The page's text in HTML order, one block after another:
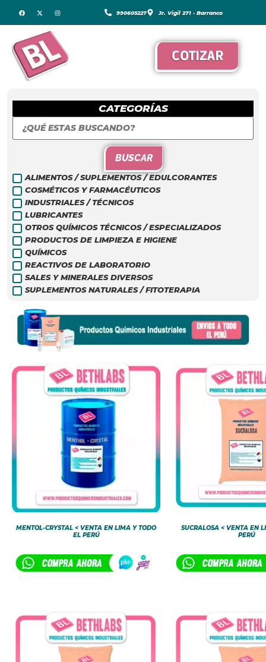
990605227 Jr. Vigil 271 - Barranco
COTIZAR
CATEGORÍAS
BUSCAR
ALIMENTOS / SUPLEMENTOS / EDULCORANTES
COSMÉTICOS Y FARMACÉUTICOS
INDUSTRIALES / TÉCNICOS
LUBRICANTES
OTROS QUÍMICOS TÉCNICOS / ESPECIALIZADOS
PRODUCTOS DE LIMPIEZA E HIGIENE
QUÍMICOS
REACTIVOS DE LABORATORIO
SALES Y MINERALES DIVERSOS
SUPLEMENTOS NATURALES / FITOTERAPIA
MENTOL-CRYSTAL < VENTA EN LIMA Y TODO
EL PERÚ
SUCRALOSA < VENTA EN
PERÚ